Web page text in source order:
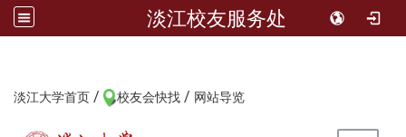
淡江校友服务处
淡江大学首页 / 校友会快找 / 网站导览